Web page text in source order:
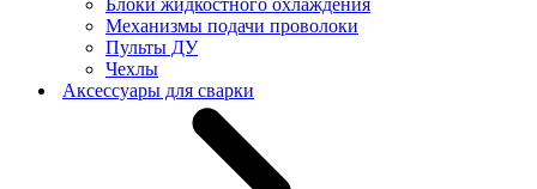
Механизмы подачи проволоки
Пульты ДУ
Чехлы
Аксессуары для сварки